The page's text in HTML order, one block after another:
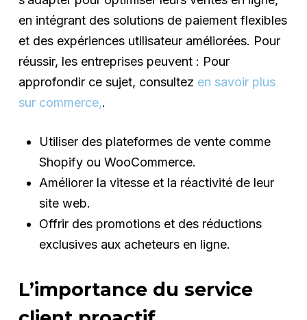
en intégrant des solutions de paiement flexibles
et des expériences utilisateur améliorées. Pour
réussir, les entreprises peuvent : Pour
approfondir ce sujet, consultez en savoir plus
sur commerce,.
Utiliser des plateformes de vente comme
Shopify ou WooCommerce.
Améliorer la vitesse et la réactivité de leur
site web.
Offrir des promotions et des réductions
exclusives aux acheteurs en ligne.
L’importance du service